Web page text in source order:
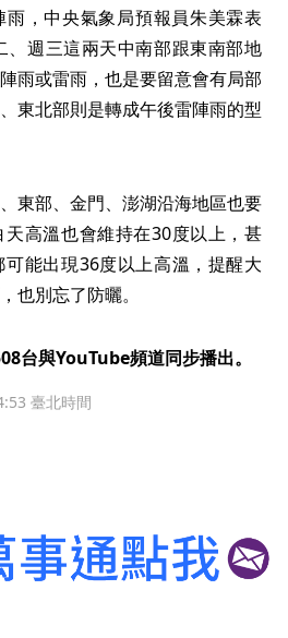
，中央氣象局預報員朱美霖表
、週三這兩天中南部跟東南部地
雨或雷雨，也是要留意會有局部
東北部則是轉成午後雷陣雨的型
東部、金門、澎湖沿海地區也要
高溫也會維持在30度以上，甚
能出現36度以上高溫，提醒大
也別忘了防曬。
台與YouTube頻道同步播出。
臺北時間